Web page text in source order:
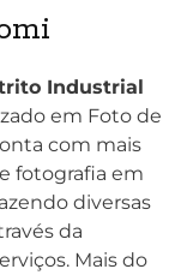
Industrial
em Foto de
com mais
fotografia em
diversas
da
Mais do